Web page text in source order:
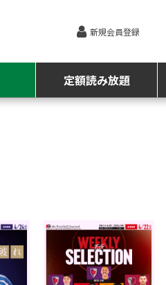
新規会員登録
定額読み放題